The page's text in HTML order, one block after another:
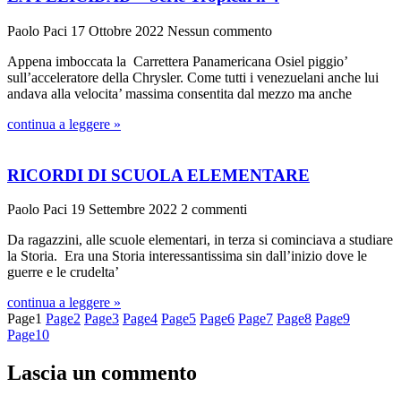
Paolo Paci 17 Ottobre 2022 Nessun commento
Appena imboccata la Carrettera Panamericana Osiel piggio’
sull’acceleratore della Chrysler. Come tutti i venezuelani anche lui
andava alla velocita’ massima consentita dal mezzo ma anche
continua a leggere »
RICORDI DI SCUOLA ELEMENTARE
Paolo Paci 19 Settembre 2022 2 commenti
Da ragazzini, alle scuole elementari, in terza si cominciava a studiare
la Storia. Era una Storia interessantissima sin dall’inizio dove le
guerre e le crudelta’
continua a leggere »
Page1 Page2 Page3 Page4 Page5 Page6 Page7 Page8 Page9
Page10
Lascia un commento